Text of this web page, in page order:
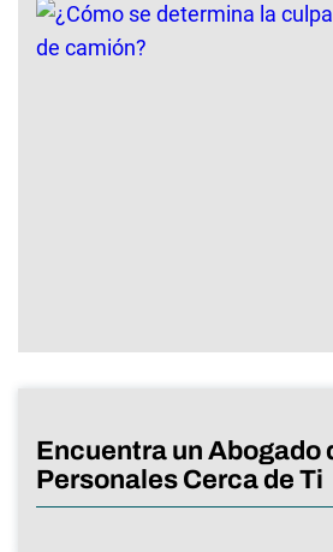
Encuentra un Abogado
Personales Cerca de Ti